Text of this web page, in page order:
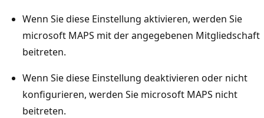
Wenn Sie diese Einstellung aktivieren, werden Sie
microsoft MAPS mit der angegebenen Mitgliedschaft
beitreten.
Wenn Sie diese Einstellung deaktivieren oder nicht
konfigurieren, werden Sie microsoft MAPS nicht
beitreten.